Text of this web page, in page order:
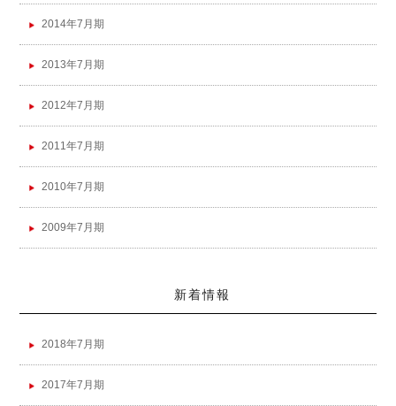
2014年7月期
2013年7月期
2012年7月期
2011年7月期
2010年7月期
2009年7月期
新着情報
2018年7月期
2017年7月期